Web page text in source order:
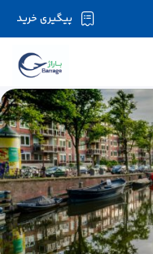
قطع می باشد لطفا
پیگیری خرید